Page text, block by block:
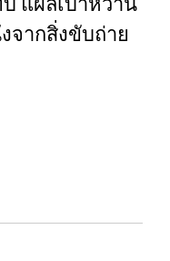
จากสิ่งขับถ่าย